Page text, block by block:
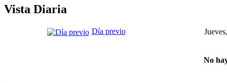
Vista Diaria
Día previo
No